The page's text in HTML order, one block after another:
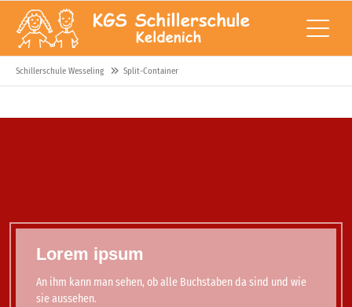
Schillerschule Wesseling Split-Container
Lorem ipsum
An ihm kann man sehen, ob alle Buchstaben da sind und wie
sie aussehen.